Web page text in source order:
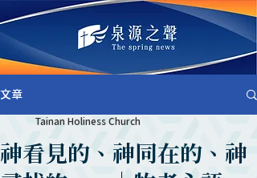
文章
神看見的、神同在的、神
Tainan Holiness Church